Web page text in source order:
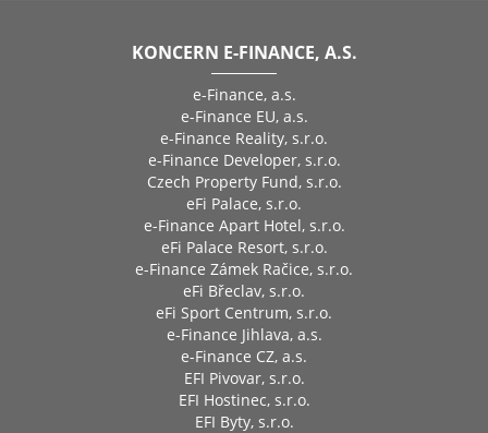
KONCERN E-FINANCE, A.S.
e-Finance, a.s.
e-Finance EU, a.s.
e-Finance Reality, s.r.o.
e-Finance Developer, s.r.o.
Czech Property Fund, s.r.o.
eFi Palace, s.r.o.
e-Finance Apart Hotel, s.r.o.
eFi Palace Resort, s.r.o.
e-Finance Zámek Račice, s.r.o.
eFi Břeclav, s.r.o.
eFi Sport Centrum, s.r.o.
e-Finance Jihlava, a.s.
e-Finance CZ, a.s.
EFI Pivovar, s.r.o.
EFI Hostinec, s.r.o.
EFI Byty, s.r.o.